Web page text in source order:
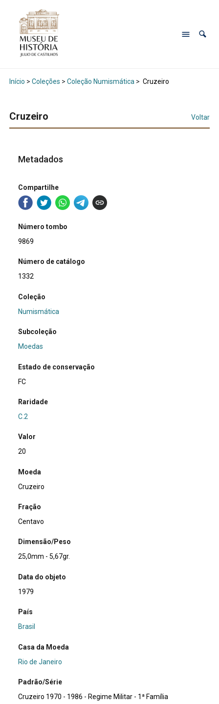
Início > Coleções > Coleção Numismática > Cruzeiro
Cruzeiro Voltar
Metadados
Compartilhe
Número tombo
9869
Número de catálogo
1332
Coleção
Numismática
Subcoleção
Moedas
Estado de conservação
FC
Raridade
C.2
Valor
20
Moeda
Cruzeiro
Fração
Centavo
Dimensão/Peso
25,0mm - 5,67gr.
Data do objeto
1979
País
Brasil
Casa da Moeda
Rio de Janeiro
Padrão/Série
Cruzeiro 1970 - 1986 - Regime Militar - 1ª Família